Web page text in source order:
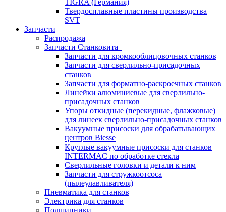
TIGRA (Германия)
Твердосплавные пластины производства
SVT
Запчасти
Распродажа
Запчасти Станковита
Запчасти для кромкооблицовочных станков
Запчасти для сверлильно-присадочных
станков
Запчасти для форматно-раскроечных станков
Линейки алюминиевые для сверлильно-
присадочных станков
Упоры откидные (перекидные, флажковые)
для линеек сверлильно-присадочных станков
Вакуумные присоски для обрабатывающих
центров Biesse
Круглые вакуумные присоски для станков
INTERMAC по обработке стекла
Сверлильные головки и детали к ним
Запчасти для стружкоотсоса
(пылеулавливателя)
Пневматика для станков
Электрика для станков
Подшипники